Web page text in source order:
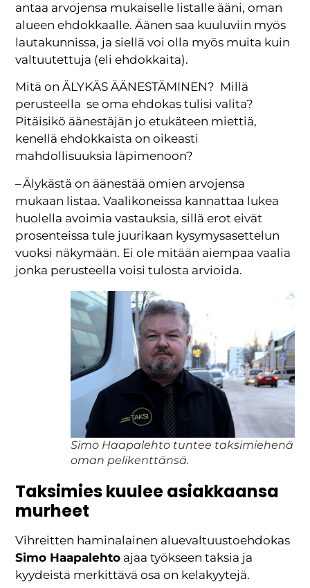
antaa arvojensa mukaiselle listalle ääni, oman
alueen ehdokkaalle. Äänen saa kuuluviin myös
lautakunnissa, ja siellä voi olla myös muita kuin
valtuutettuja (eli ehdokkaita).
Mitä on ÄLYKÄS ÄÄNESTÄMINEN? Millä
perusteella se oma ehdokas tulisi valita?
Pitäisikö äänestäjän jo etukäteen miettiä,
kenellä ehdokkaista on oikeasti
mahdollisuuksia läpimenoon?
– Älykästä on äänestää omien arvojensa
mukaan listaa. Vaalikoneissa kannattaa lukea
huolella avoimia vastauksia, sillä erot eivät
prosenteissa tule juurikaan kysymysasettelun
vuoksi näkymään. Ei ole mitään aiempaa vaalia
jonka perusteella voisi tulosta arvioida.
Simo Haapalehto tuntee taksimiehenä
oman pelikenttänsä.
Taksimies kuulee asiakkaansa
murheet
Vihreitten haminalainen aluevaltuustoehdokas
Simo Haapalehto ajaa työkseen taksia ja
kyydeistä merkittävä osa on kelakyytejä.